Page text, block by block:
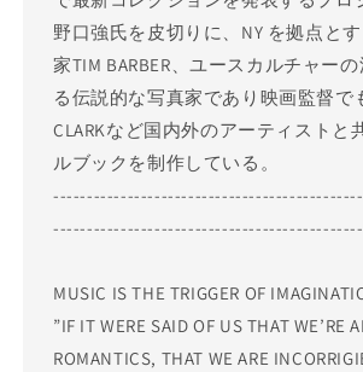
野口強氏を皮切りに、NY を拠点と
家TIM BARBER、ユースカルチャー
る伝説的な写真家であり映画監督で
CLARKなど国内外のアーティストと
ルブックを制作している。
MUSIC IS THE TRIGGER OF
”IF IT WERE SAID OF US THAT WE’RE
ROMANTICS, THAT WE ARE